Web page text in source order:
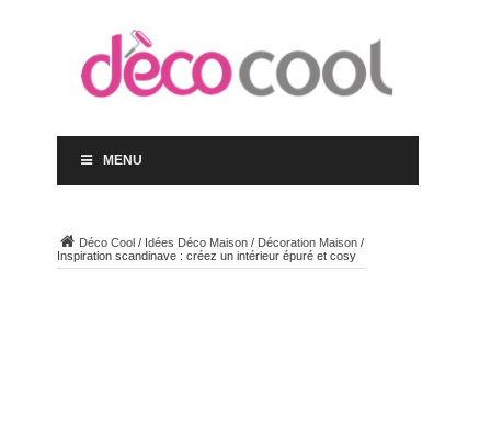
MENU
Déco Cool/ Idées Déco Maison/ Décoration Maison/
Inspiration scandinave : créez un intérieur épuré et cosy